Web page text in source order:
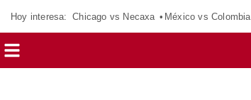
Hoy interesa: Chicago vs Necaxa México vs Colombia